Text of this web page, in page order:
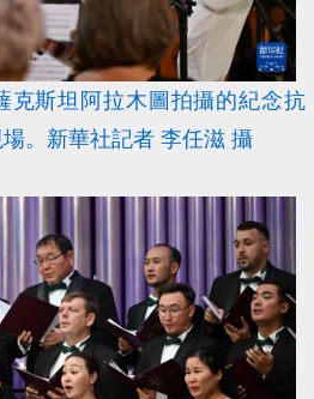
克斯坦阿拉木圖拍攝的紀念抗
。新華社記者 李任滋 攝